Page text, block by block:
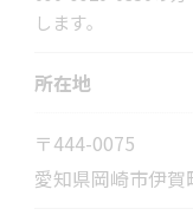
します。
所在地
〒444-0075
愛知県岡崎市伊賀
当サロンの公式
方、不必要な方